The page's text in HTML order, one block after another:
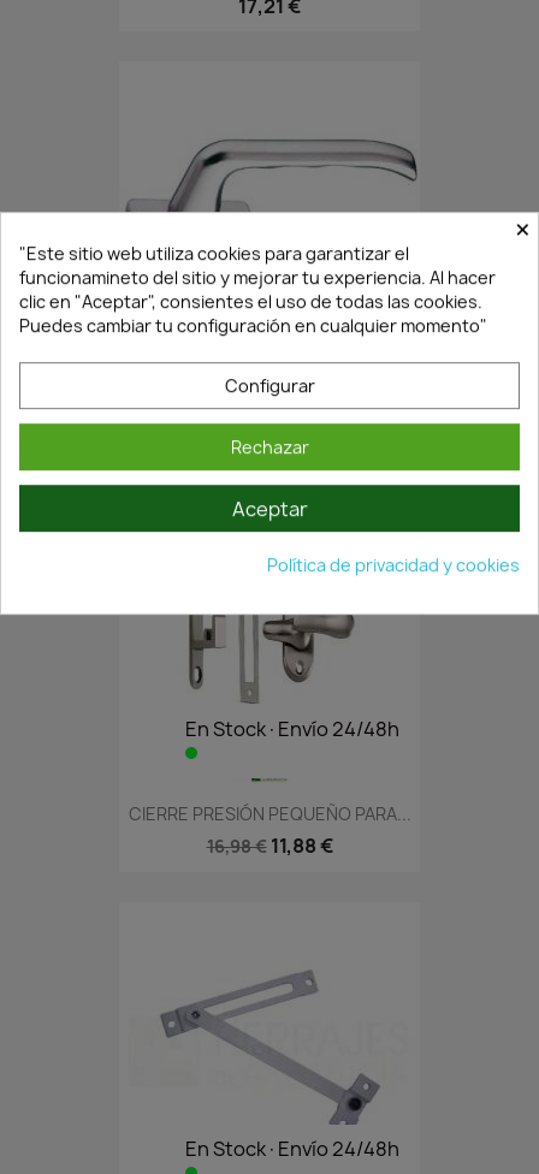
17,21 €
En Stock·Envío 24/48h
MANILLA VENTANA DE ALUMINIO...
8,79 €6,15 €
En Stock·Envío 24/48h
CIERRE PRESIÓN PEQUEÑO PARA...
16,98 € 11,88 €
En Stock·Envío 24/48h
×
"Este sitio web utiliza cookies para garantizar el
funcionamineto del sitio y mejorar tu experiencia. Al hacer
clic en "Aceptar", consientes el uso de todas las cookies.
Puedes cambiar tu configuración en cualquier momento"
Configurar
Rechazar
Aceptar
Política de privacidad y cookies